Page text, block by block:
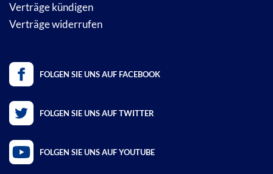
Verträge kündigen
Verträge widerrufen
FOLGEN SIE UNS AUF FACEBOOK
FOLGEN SIE UNS AUF TWITTER
FOLGEN SIE UNS AUF YOUTUBE